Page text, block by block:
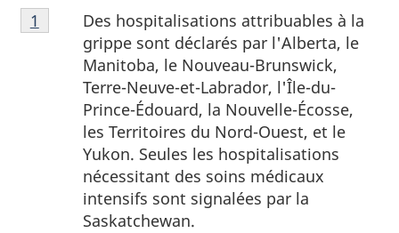
Note
de
Des hospitalisations attribuables à la
grippe sont déclarés par l'Alberta, le
Manitoba, le Nouveau-Brunswick,
Terre-Neuve-et-Labrador, l'Île-du-
Prince-Édouard, la Nouvelle-Écosse,
les Territoires du Nord-Ouest, et le
Yukon. Seules les hospitalisations
nécessitant des soins médicaux
intensifs sont signalées par la
Saskatchewan.
Retour à la référence de la note de bas de page
1